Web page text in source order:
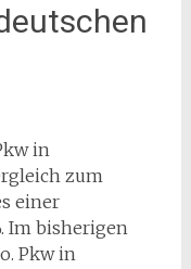
in
zum
einer
Im bisherigen
Pkw in